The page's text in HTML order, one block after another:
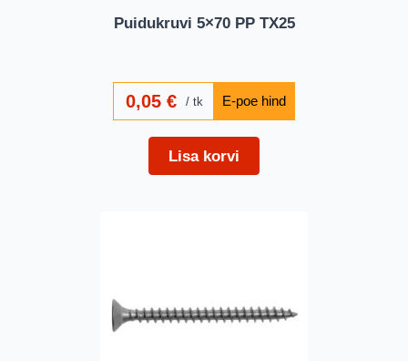
Puidukruvi 5×70 PP TX25
0,05€ tk
Lisa korvi